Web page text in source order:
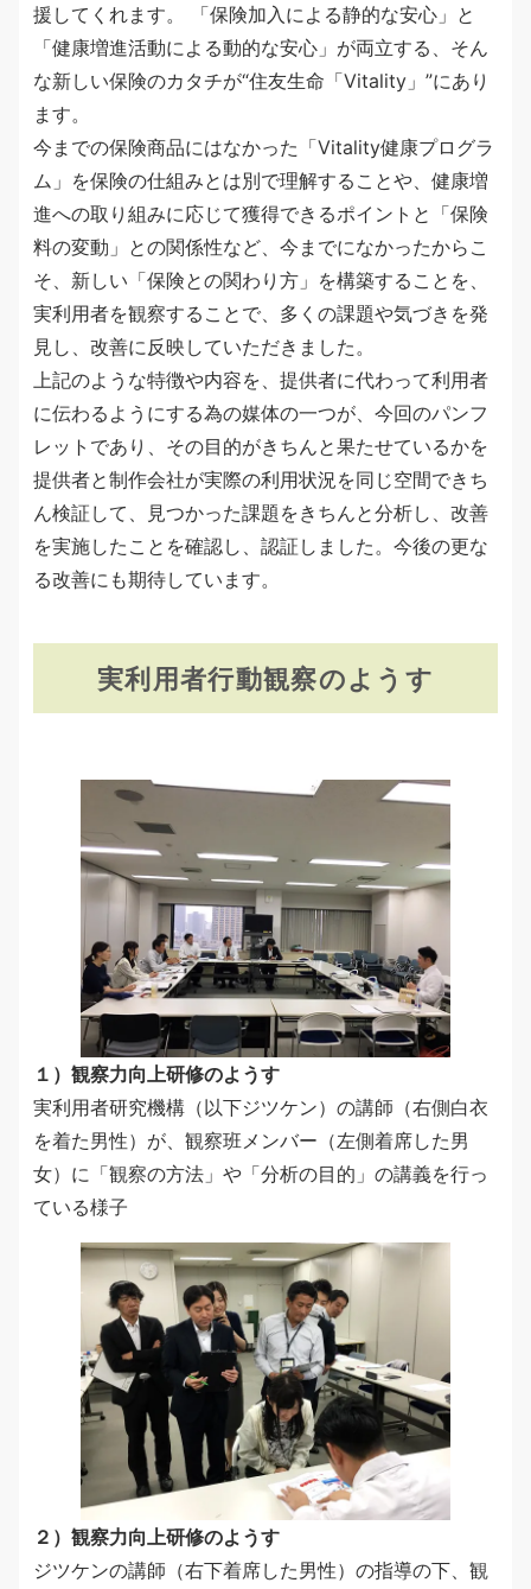
援してくれます。 「保険加入による静的な安心」と
「健康増進活動による動的な安心」が両立する、そん
な新しい保険のカタチが“住友生命「Vitality」”にあり
ます。
今までの保険商品にはなかった「Vitality健康プログラ
ム」を保険の仕組みとは別で理解することや、健康増
進への取り組みに応じて獲得できるポイントと「保険
料の変動」との関係性など、今までになかったからこ
そ、新しい「保険との関わり方」を構築することを、
実利用者を観察することで、多くの課題や気づきを発
見し、改善に反映していただきました。
上記のような特徴や内容を、提供者に代わって利用者
に伝わるようにする為の媒体の一つが、今回のパンフ
レットであり、その目的がきちんと果たせているかを
提供者と制作会社が実際の利用状況を同じ空間できち
ん検証して、見つかった課題をきちんと分析し、改善
を実施したことを確認し、認証しました。今後の更な
る改善にも期待しています。
実利用者行動観察のようす
１）観察力向上研修のようす
実利用者研究機構（以下ジツケン）の講師（右側白衣
を着た男性）が、観察班メンバー（左側着席した男
女）に「観察の方法」や「分析の目的」の講義を行っ
ている様子
２）観察力向上研修のようす
ジツケンの講師（右下着席した男性）の指導の下、観